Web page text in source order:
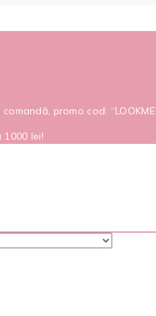
promo cod:
lei!